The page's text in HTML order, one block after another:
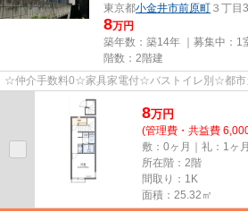
東京都小金井市前原町 ３丁目
8万円
築年数：築14年 ｜募集中： 1
階数：2階建
☆仲介手数料0☆家具家電付☆バストイレ別☆都
8万円
(管理費・共益費
敷：0ヶ月｜礼：1ヶ月
所在階：2階
間取り：1K
面積：25.32㎡